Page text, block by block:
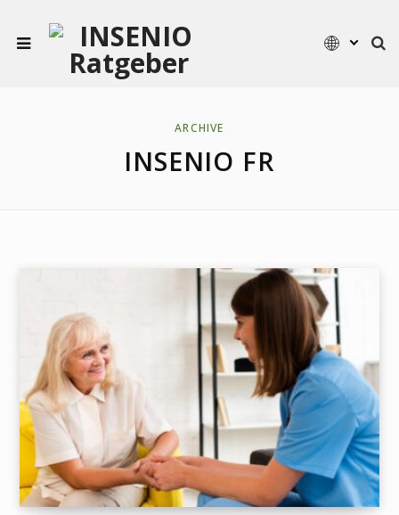
ARCHIVE
INSENIO FR